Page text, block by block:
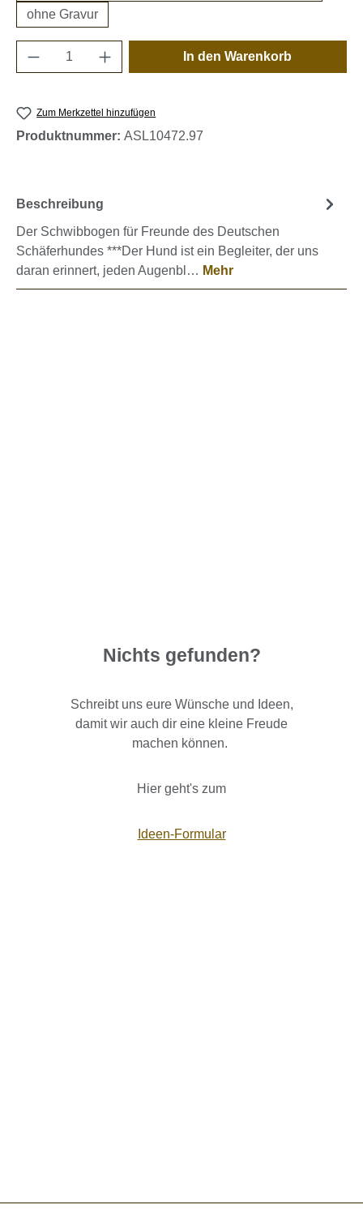
ohne Gravur
Produkt Anzahl: Gib den gewünschten
In den Warenkorb
Zum Merkzettel hinzufügen
Produktnummer: ASL10472.97
Beschreibung
Der Schwibbogen für Freunde des Deutschen
Schäferhundes ***Der Hund ist ein Begleiter, der uns
daran erinnert, jeden Augenbl… Mehr
Nichts gefunden?
Schreibt uns eure Wünsche und Ideen,
damit wir auch dir eine kleine Freude
machen können.
Hier geht's zum
Ideen-Formular